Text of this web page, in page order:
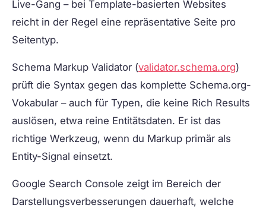
Live-Gang – bei Template-basierten Websites
reicht in der Regel eine repräsentative Seite pro
Seitentyp.
Schema Markup Validator (validator.schema.org)
prüft die Syntax gegen das komplette Schema.org-
Vokabular – auch für Typen, die keine Rich Results
auslösen, etwa reine Entitätsdaten. Er ist das
richtige Werkzeug, wenn du Markup primär als
Entity-Signal einsetzt.
Google Search Console zeigt im Bereich der
Darstellungsverbesserungen dauerhaft, welche